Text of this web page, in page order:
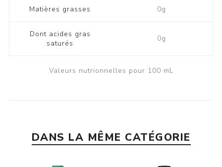
Matières grasses 0g
Dont acides gras
saturés
0g
Valeurs nutrionnelles pour 100 mL
DANS LA MÊME CATÉGORIE